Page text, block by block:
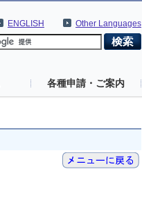
Other Languages
ENGLISH
各種申請・ご案内